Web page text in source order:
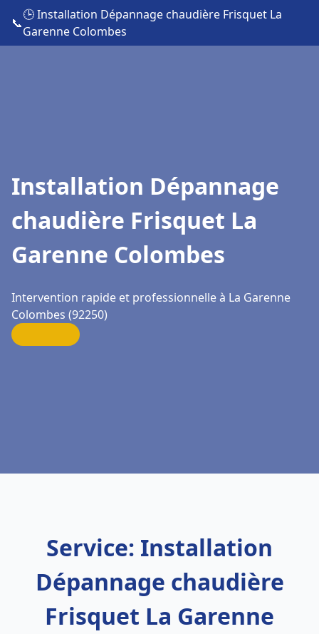
📞
🕒 Installation Dépannage chaudière Frisquet La
Garenne Colombes
Installation Dépannage
chaudière Frisquet La
Garenne Colombes
Intervention rapide et professionnelle à La Garenne
Colombes (92250)
Service: Installation
Dépannage chaudière
Frisquet La Garenne